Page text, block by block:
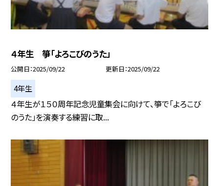
４年生 箏「よろこびのうた」
公開日 2025/09/22 更新日 2025/09/22
4年生
４年生が１５０周年記念児童集会に向けて、箏で「よろこび
のうた」を演奏する練習に取...